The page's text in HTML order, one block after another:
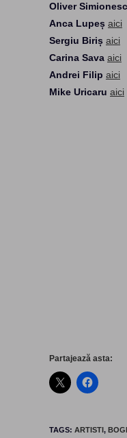
Oliver
Anca Lupeș aici
Sergiu Biriș aici
Carina Sava aici
Andrei Filip aici
Mike Uricaru aici
Partajează asta:
TAGS: ARTISTI ,